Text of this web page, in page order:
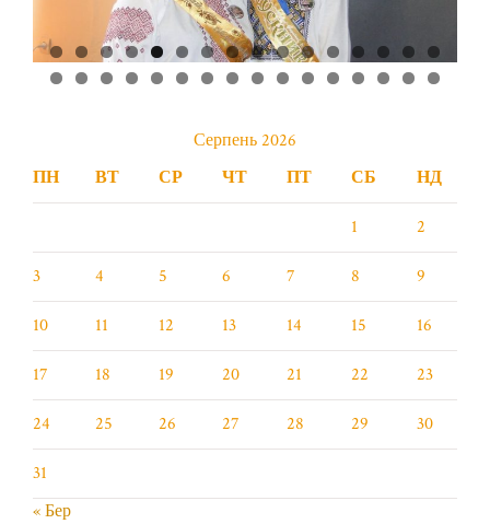
0 1 2 3 4 5
6
7
8 9 0 1 2 3 4 5 6 7 8 9 0 1 2
Серпень 2026
ПН
ВТ СР ЧТ ПТ СБ НД
1 2
3 4 5 6 7 8 9
10 11 12 13 14 15 16
17 18 19 20 21 22 23
24 25 26 27 28 29 30
31
« Бер